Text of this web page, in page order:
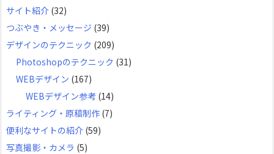
サイト紹介 (32)
つぶやき・メッセージ (39)
デザインのテクニック (209)
Photoshopのテクニック (31)
WEBデザイン (167)
WEBデザイン参考 (14)
ライティング・原稿制作 (7)
便利なサイトの紹介 (59)
写真撮影・カメラ (5)